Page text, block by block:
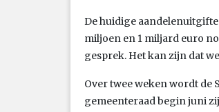
De huidige aandelenuitgifte
miljoen en 1 miljard euro
gesprek. Het kan zijn dat
Over twee weken wordt de
gemeenteraad begin juni